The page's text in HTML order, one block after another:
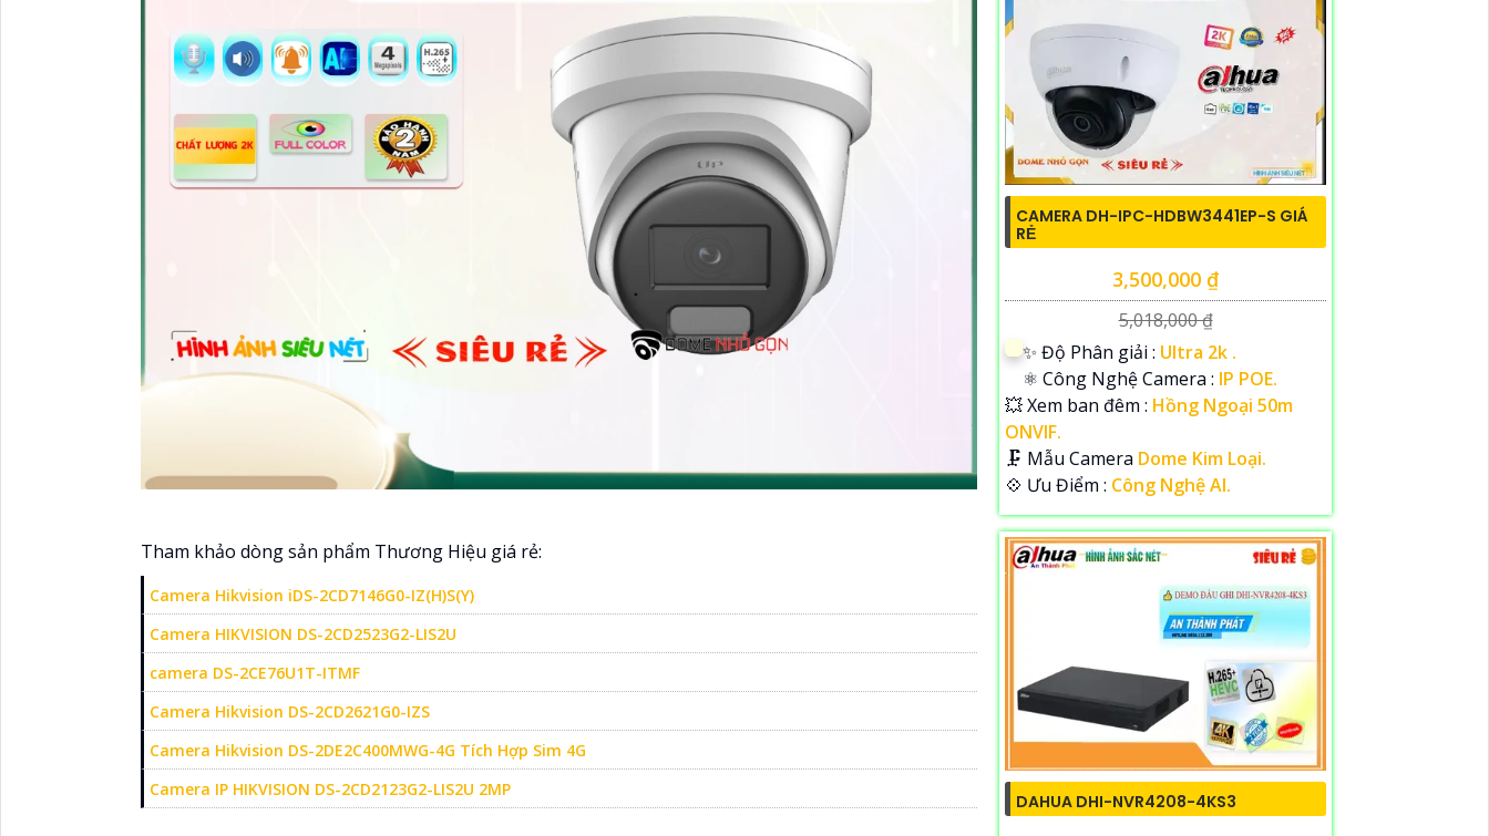
Tham khảo dòng sản phẩm Thương Hiệu giá rẻ:
Camera Hikvision iDS-2CD7146G0-IZ(H)S(Y)
Camera HIKVISION DS-2CD2523G2-LIS2U
camera DS-2CE76U1T-ITMF
Camera Hikvision DS-2CD2621G0-IZS
Camera Hikvision DS-2DE2C400MWG-4G Tích Hợp Sim 4G
Camera IP HIKVISION DS-2CD2123G2-LIS2U 2MP
CAMERA DH-IPC-HDBW3441EP-S GIÁ
RẺ
3,500,000 ₫
5,018,000 ₫
✨ Độ Phân giải : Ultra 2k .
⚛️ Công Nghệ Camera : IP POE.
💥 Xem ban đêm : Hồng Ngoại 50m
ONVIF.
🗜️ Mẫu Camera Dome Kim Loại.
️💠 Ưu Điểm : Công Nghệ AI.
DAHUA DHI-NVR4208-4KS3